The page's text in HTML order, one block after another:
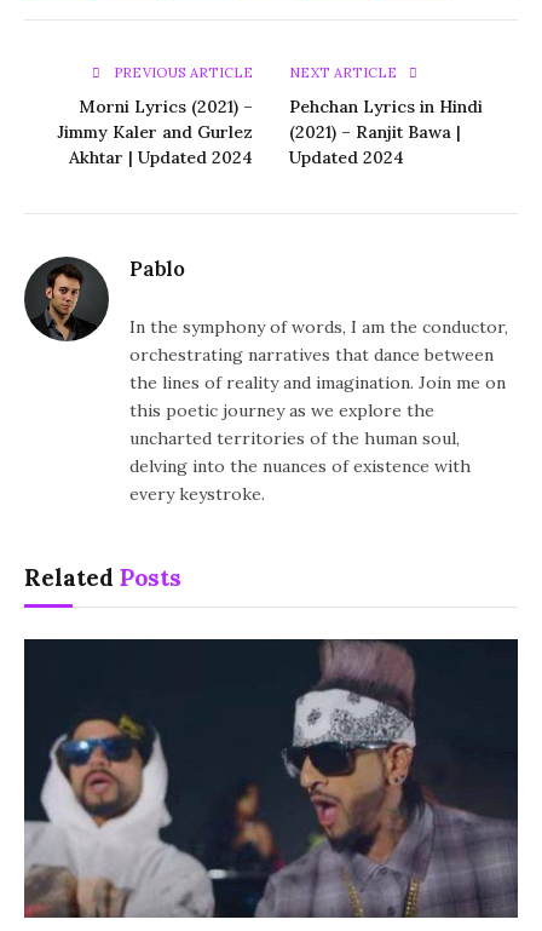
PREVIOUS ARTICLE
Morni Lyrics (2021) –
Jimmy Kaler and Gurlez
Akhtar | Updated 2024
NEXT ARTICLE
Pehchan Lyrics in Hindi
(2021) – Ranjit Bawa |
Updated 2024
Pablo
In the symphony of words, I am the conductor,
orchestrating narratives that dance between
the lines of reality and imagination. Join me on
this poetic journey as we explore the
uncharted territories of the human soul,
delving into the nuances of existence with
every keystroke.
Related Posts